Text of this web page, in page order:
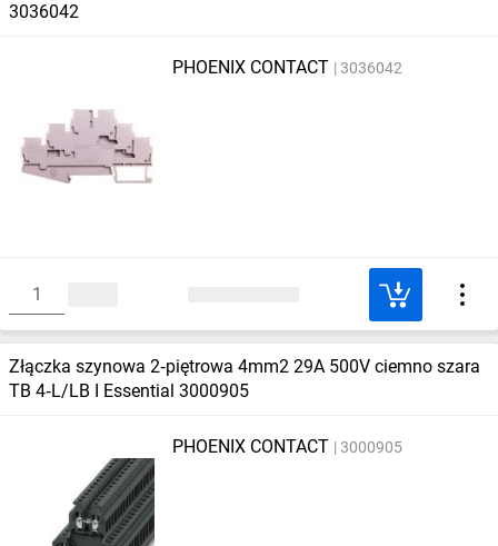
3036042
PHOENIX CONTACT 3036042
Złączka szynowa 2‑piętrowa 4mm2 29A 500V ciemno szara
TB 4‑L/LB I Essential 3000905
PHOENIX CONTACT 3000905